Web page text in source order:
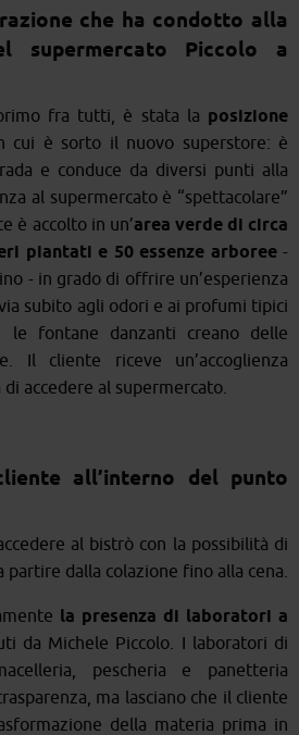
che ha condotto alla
supermercato Piccolo a
fra tutti, è stata la posizione
cui è sorto il nuovo superstore: è
e conduce da diversi punti alla
al supermercato è “spettacolare”
è accolto in un’area verde di circa
piantati e 50 essenze arboree-
- in grado di offrire un’esperienza
subito agli odori e ai profumi tipici
le fontane danzanti creano delle
Il cliente riceve un’accoglienza
accedere al supermercato.
all’interno del punto
al bistrò con la possibilità di
partire dalla colazione fino alla cena.
la presenza di laboratori a
da Michele Piccolo. I laboratori di
pescheria e panetteria
ma lasciano che il cliente
della materia prima in